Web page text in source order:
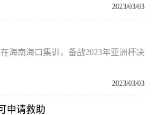
2023/03/03
海南海口集训，备战2023年亚洲杯决
2023/03/03
申请救助